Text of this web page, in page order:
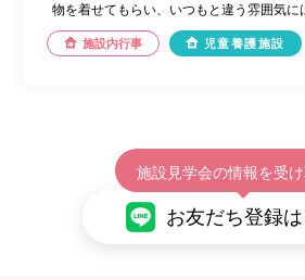
物を着せてもらい、いつもと違う雰囲気に
施設内行事 児童養護施設
施設見学会の情報を受け
お友だち登録